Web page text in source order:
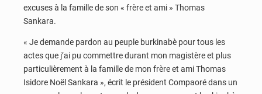
excuses à la famille de son « frère et ami » Thomas
Sankara.
« Je demande pardon au peuple burkinabè pour tous les
actes que j’ai pu commettre durant mon magistère et plus
particulièrement à la famille de mon frère et ami Thomas
Isidore Noël Sankara », écrit le président Compaoré dans un